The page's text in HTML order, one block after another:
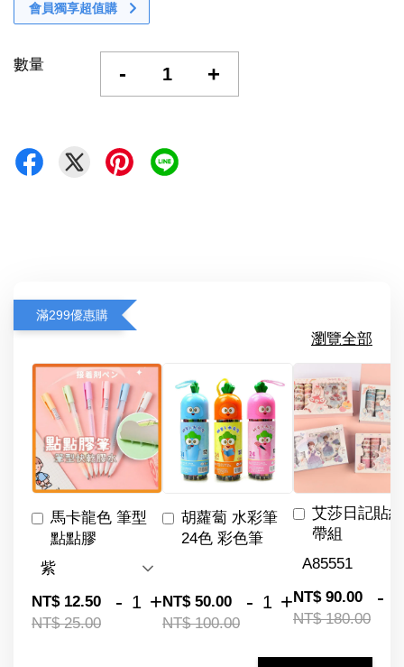
會員獨享超值購
數量 - +
滿299優惠購
瀏覽全部
馬卡龍色 筆型
點點膠
NT$ 12.50
NT$ 25.00
- +
胡蘿蔔 水彩筆
24色 彩色筆
NT$ 50.00
NT$ 100.00
- +
艾莎日記貼
帶組
NT$ 90.00
NT$ 180.00
-